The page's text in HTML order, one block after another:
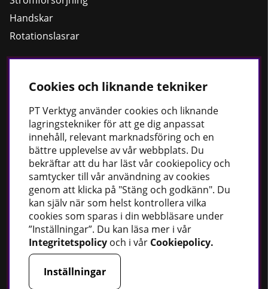
Handskar
Rotationslasrar
Håll dig uppdaterad
Nyheter
Guider
Facebook
Instagram
PT Verktyg AB
Stationsvägen 30
541 77 Skövde
Sverige
Telefon:0500 - 49 95 80
E-post:
Cookies och liknande tekniker
PTVerktyg använder cookies och liknande
lagringstekniker för att ge dig anpassat
innehåll, relevant marknadsföring och en
bättre upplevelse av vår webbplats. Du
bekräftar att du har läst vår cookiepolicy och
samtycker till vår användning av cookies
genom att klicka på "Stäng och godkänn". Du
kan själv när som helst kontrollera vilka
cookies som sparas i din webbläsare under
”Inställningar”. Du kan läsa mer i vår
Integritetspolicy och i vår Cookiepolicy.
Inställningar